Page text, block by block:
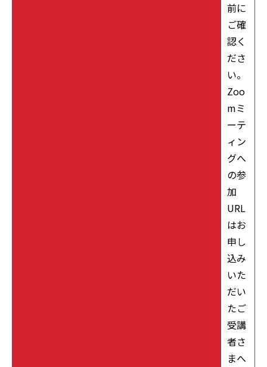
前に
ご確
認く
ださ
い。
Zoo
mミ
ーテ
ィン
グへ
の参
加
URL
はお
申し
込み
いた
だい
たご
受講
者さ
まへ